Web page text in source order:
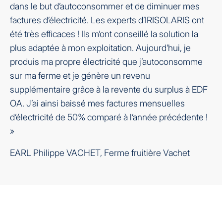
dans le but d’autoconsommer et de diminuer mes
factures d’électricité. Les experts d’IRISOLARIS ont
été très efficaces ! Ils m’ont conseillé la solution la
plus adaptée à mon exploitation. Aujourd’hui, je
produis ma propre électricité que j’autoconsomme
sur ma ferme et je génère un revenu
supplémentaire grâce à la revente du surplus à EDF
OA. J’ai ainsi baissé mes factures mensuelles
d’électricité de 50% comparé à l’année précédente !
»
EARL Philippe VACHET, Ferme fruitière Vachet